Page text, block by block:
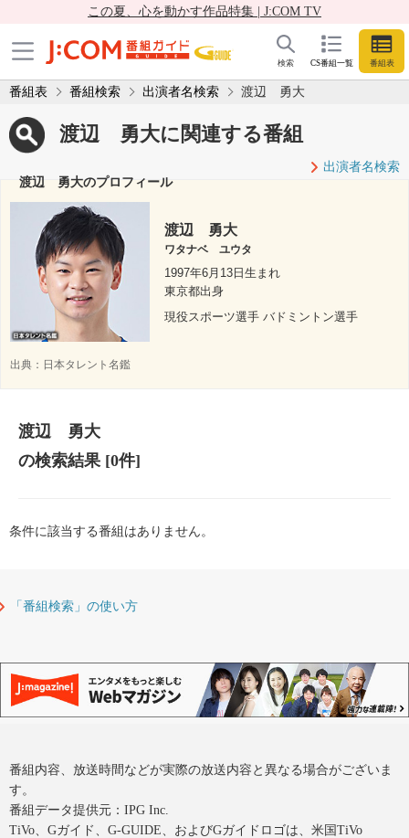
この夏、心を動かす作品特集 | J:COM TV
CS番組一覧 番組表
検索
番組表 番組検索 出演者名検索 渡辺 勇大
渡辺 勇大に関連する番組
出演者名検索
渡辺 勇大のプロフィール
渡辺 勇大
ワタナベ ユウタ
1997年6月13日生まれ
東京都出身
現役スポーツ選手 バドミントン選手
出典： 日本タレント名鑑
渡辺 勇大
の検索結果[0件]
条件に該当する番組はありません。
「番組検索」の使い方
番組内容、放送時間などが実際の放送内容と異なる場合がございま
す。
番組データ提供元：IPG Inc.
TiVo、Gガイド、G-GUIDE、およびGガイドロゴは、米国TiVo